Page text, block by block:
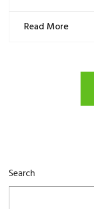
Read More
Search